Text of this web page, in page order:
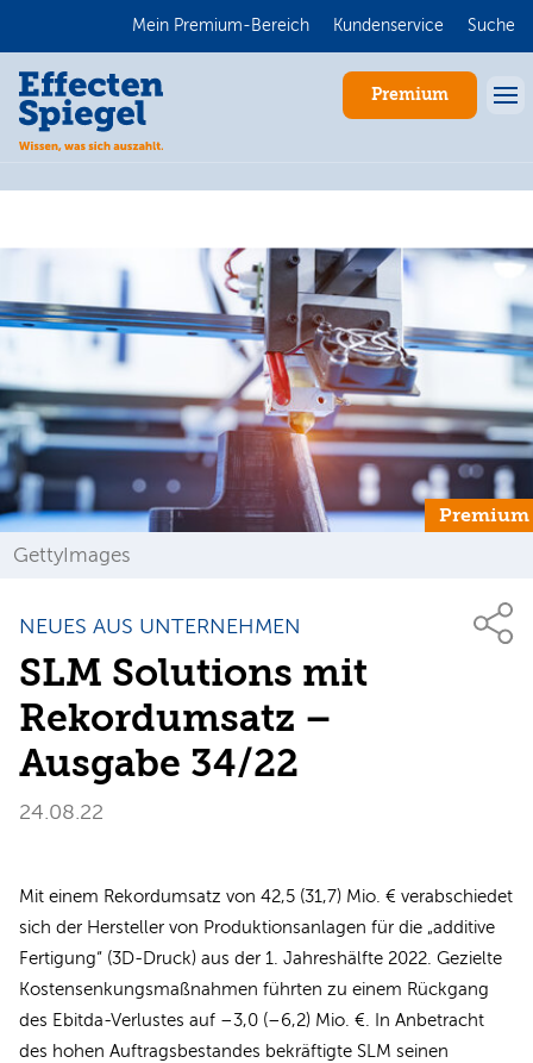
Mein Premium-Bereich Kundenservice Suche
Premium
Premium
GettyImages
NEUES AUS UNTERNEHMEN
SLM Solutions mit
Rekordumsatz –
Ausgabe 34/22
24.08.22
Mit einem Rekordumsatz von 42,5 (31,7) Mio. € verabschiedet
sich der Hersteller von Produktionsanlagen für die „additive
Fertigung“ (3D-Druck) aus der 1. Jahreshälfte 2022. Gezielte
Kostensenkungsmaßnahmen führten zu einem Rückgang
des Ebitda-Verlustes auf –3,0 (–6,2) Mio. €. In Anbetracht
des hohen Auftragsbestandes bekräftigte SLM seinen
Anmelden